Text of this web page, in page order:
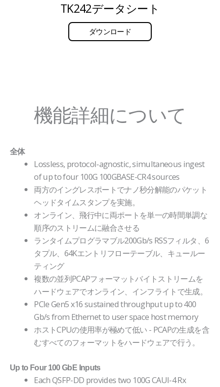
TK242データシート
ダウンロード
機能詳細について
全体
Lossless, protocol-agnostic, simultaneous ingest
of up to four 100G 100GBASE-CR4 sources
両方のイングレスポートでナノ秒分解能のパケット
ヘッドタイムスタンプを実施。
オンライン、飛行中に両ポートを単一の時間単調な
順序のストリームに融合させる
ランタイムプログラマブル200Gb/s RSSフィルタ、6
タプル、64Kエントリフローテーブル、キュールー
ティング
複数の並列PCAPフォーマットバイトストリームを
ハードウェアでオンライン、インフライトで生成。
PCIe Gen5 x16 sustained throughput up to 400
Gb/s from Ethernet to user space host memory
ホストCPUの使用率が極めて低い - PCAPの生成を含
むすべてのフォーマットをハードウェアで行う。
Up to Four 100 GbE Inputs
Each QSFP-DD provides two 100G CAUI-4 Rx